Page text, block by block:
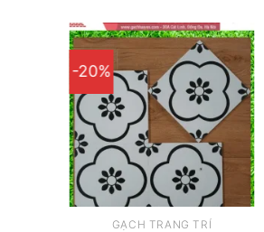
-20%
GẠCH TRANG TRÍ